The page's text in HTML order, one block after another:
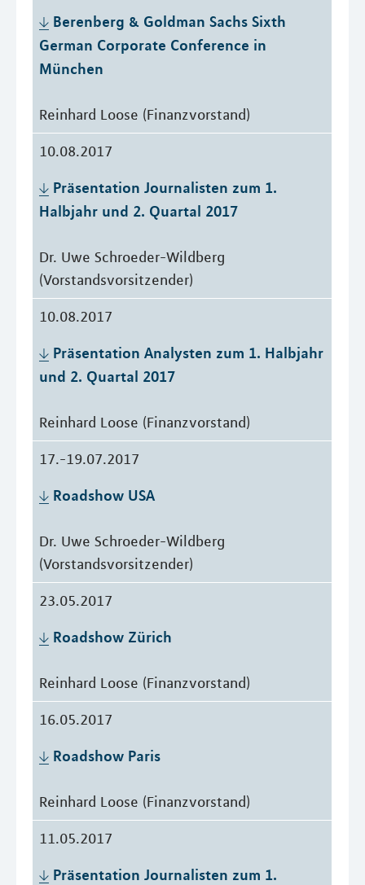
Berenberg & Goldman Sachs Sixth
German Corporate Conference in
München
Reinhard Loose (Finanzvorstand)
10.08.2017
Präsentation Journalisten zum 1.
Halbjahr und 2. Quartal 2017
Dr. Uwe Schroeder-Wildberg
(Vorstandsvorsitzender)
10.08.2017
Präsentation Analysten zum 1. Halbjahr
und 2. Quartal 2017
Reinhard Loose (Finanzvorstand)
17.-19.07.2017
Roadshow USA
Dr. Uwe Schroeder-Wildberg
(Vorstandsvorsitzender)
23.05.2017
Roadshow Zürich
Reinhard Loose (Finanzvorstand)
16.05.2017
Roadshow Paris
Reinhard Loose (Finanzvorstand)
11.05.2017
Präsentation Journalisten zum 1.